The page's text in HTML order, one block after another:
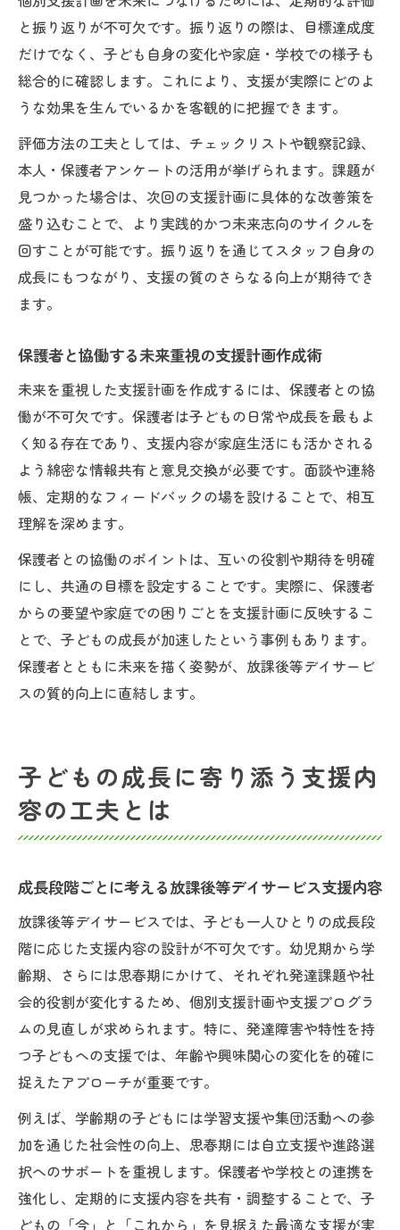
と振り返りが不可欠です。振り返りの際は、目標達成度
だけでなく、子ども自身の変化や家庭・学校での様子も
総合的に確認します。これにより、支援が実際にどのよ
うな効果を生んでいるかを客観的に把握できます。
評価方法の工夫としては、チェックリストや観察記録、
本人・保護者アンケートの活用が挙げられます。課題が
見つかった場合は、次回の支援計画に具体的な改善策を
盛り込むことで、より実践的かつ未来志向のサイクルを
回すことが可能です。振り返りを通じてスタッフ自身の
成長にもつながり、支援の質のさらなる向上が期待でき
ます。
保護者と協働する未来重視の支援計画作成術
未来を重視した支援計画を作成するには、保護者との協
働が不可欠です。保護者は子どもの日常や成長を最もよ
く知る存在であり、支援内容が家庭生活にも活かされる
よう綿密な情報共有と意見交換が必要です。面談や連絡
帳、定期的なフィードバックの場を設けることで、相互
理解を深めます。
保護者との協働のポイントは、互いの役割や期待を明確
にし、共通の目標を設定することです。実際に、保護者
からの要望や家庭での困りごとを支援計画に反映するこ
とで、子どもの成長が加速したという事例もあります。
保護者とともに未来を描く姿勢が、放課後等デイサービ
スの質的向上に直結します。
子どもの成長に寄り添う支援内
容の工夫とは
成長段階ごとに考える放課後等デイサービス支援内容
放課後等デイサービスでは、子ども一人ひとりの成長段
階に応じた支援内容の設計が不可欠です。幼児期から学
齢期、さらには思春期にかけて、それぞれ発達課題や社
会的役割が変化するため、個別支援計画や支援プログラ
ムの見直しが求められます。特に、発達障害や特性を持
つ子どもへの支援では、年齢や興味関心の変化を的確に
捉えたアプローチが重要です。
例えば、学齢期の子どもには学習支援や集団活動への参
加を通じた社会性の向上、思春期には自立支援や進路選
択へのサポートを重視します。保護者や学校との連携を
強化し、定期的に支援内容を共有・調整することで、子
どもの「今」と「これから」を見据えた最適な支援が実